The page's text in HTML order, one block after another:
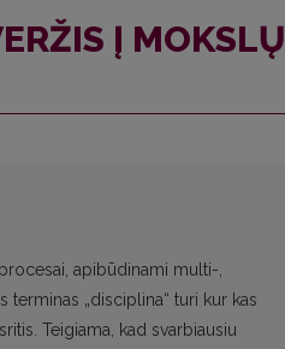
Į MOKSLŲ
apibūdinami multi-,
„disciplina“ turi kur kas
Teigiama, kad svarbiausiu